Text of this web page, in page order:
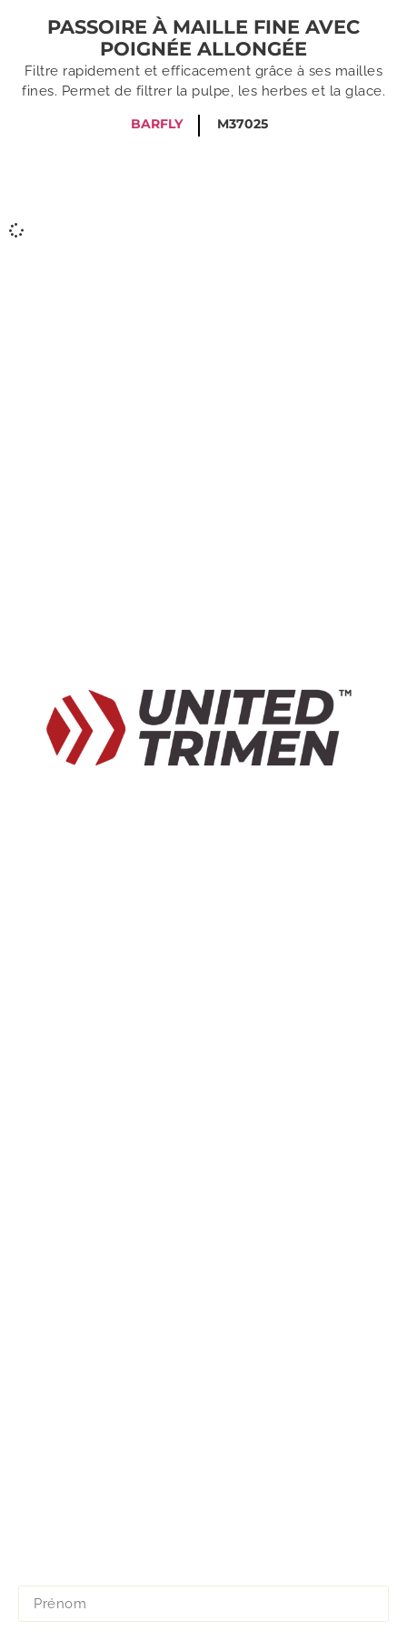
PASSOIRE À MAILLE FINE AVEC
POIGNÉE ALLONGÉE
Filtre rapidement et efficacement grâce à ses mailles
fines. Permet de filtrer la pulpe, les herbes et la glace.
BARFLY
M37025